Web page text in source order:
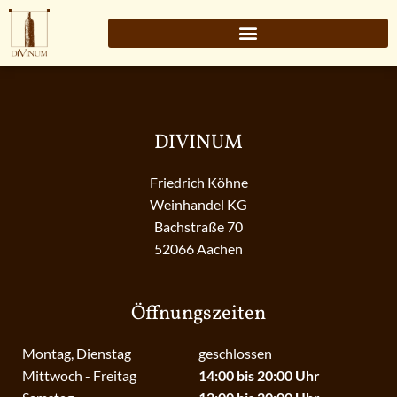
DIVINUM
Friedrich Köhne
Weinhandel KG
Bachstraße 70
52066 Aachen
Öffnungszeiten
Montag, Dienstag
Mittwoch - Freitag
geschlossen
14:00 bis 20:00 Uhr